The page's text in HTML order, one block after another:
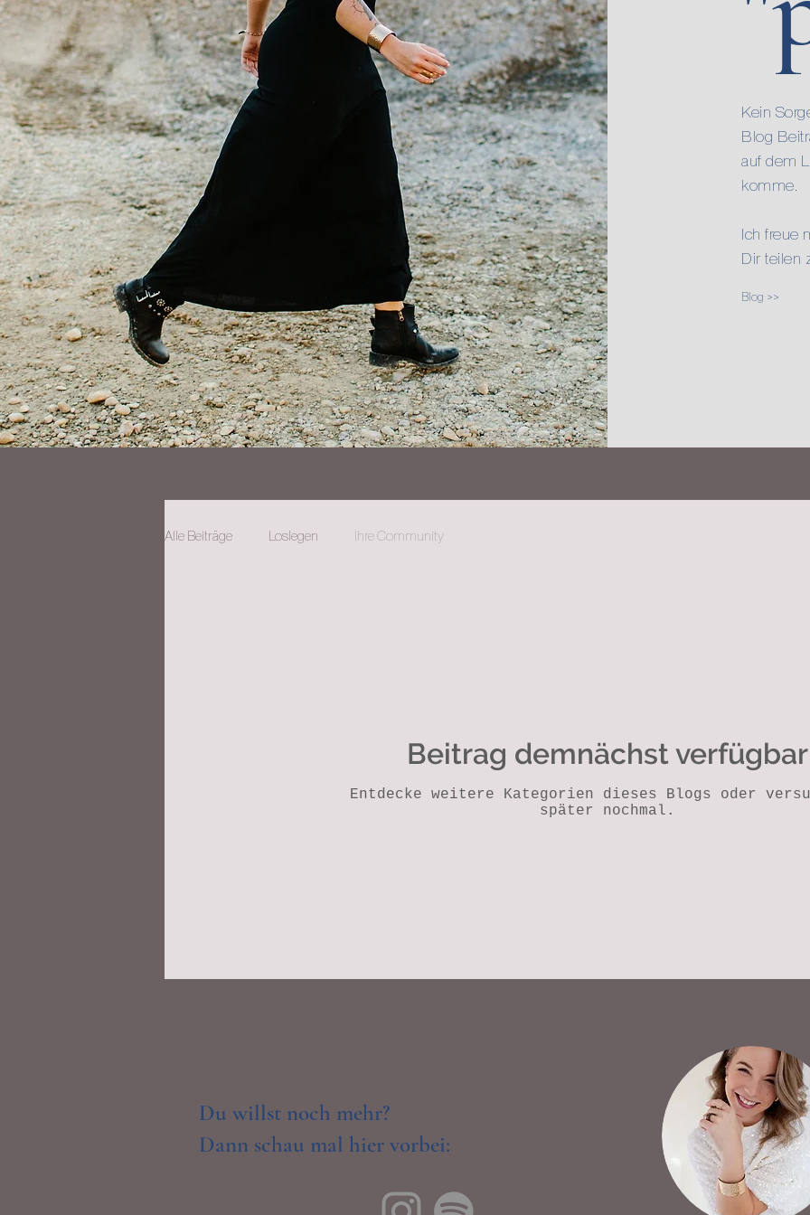
Kein
Blog
auf dem
komme.
Ich freue
Dir teilen
Blog >>
Alle Beiträge Loslegen Ihre Community
Beitrag demnächst verfügbar
Entdecke weitere Kategorien dieses Blogs oder
später nochmal.
Du willst noch mehr?
Dann schau mal hier vorbei: